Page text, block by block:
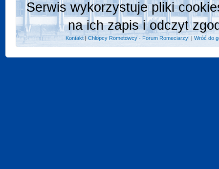
Serwis wykorzystuje pliki
na ich zapis i odczyt
Kontakt |Chlopcy Rometowcy - Forum Romeciarzy! |Wróć do